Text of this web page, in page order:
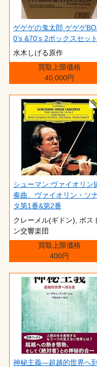
ゲゲゲの鬼太郎 ゲゲゲ
0’s &70’s 2ボックスセット
水木しげる原作
買取上限価格
40,000円
シューマン:ヴァイオリン
奏曲、ヴァイオリン・ソ
タ第1番&第2番
クレーメル(ギドン), ボス
ン交響楽団
買取上限価格
400円
神秘主義―超越的世界へ到